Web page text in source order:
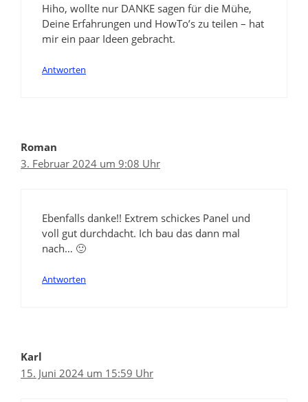
Hiho, wollte nur DANKE sagen für die Mühe,
Deine Erfahrungen und HowTo’s zu teilen – hat
mir ein paar Ideen gebracht.
Antworten
Roman
3. Februar 2024 um 9:08 Uhr
Ebenfalls danke!! Extrem schickes Panel und
voll gut durchdacht. Ich bau das dann mal
nach… 🙂
Antworten
Karl
15. Juni 2024 um 15:59 Uhr